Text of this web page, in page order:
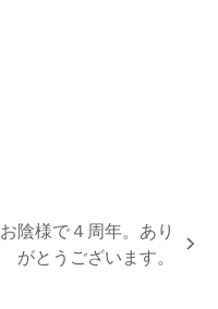
next
お陰様で４周年。あり
がとうございます。